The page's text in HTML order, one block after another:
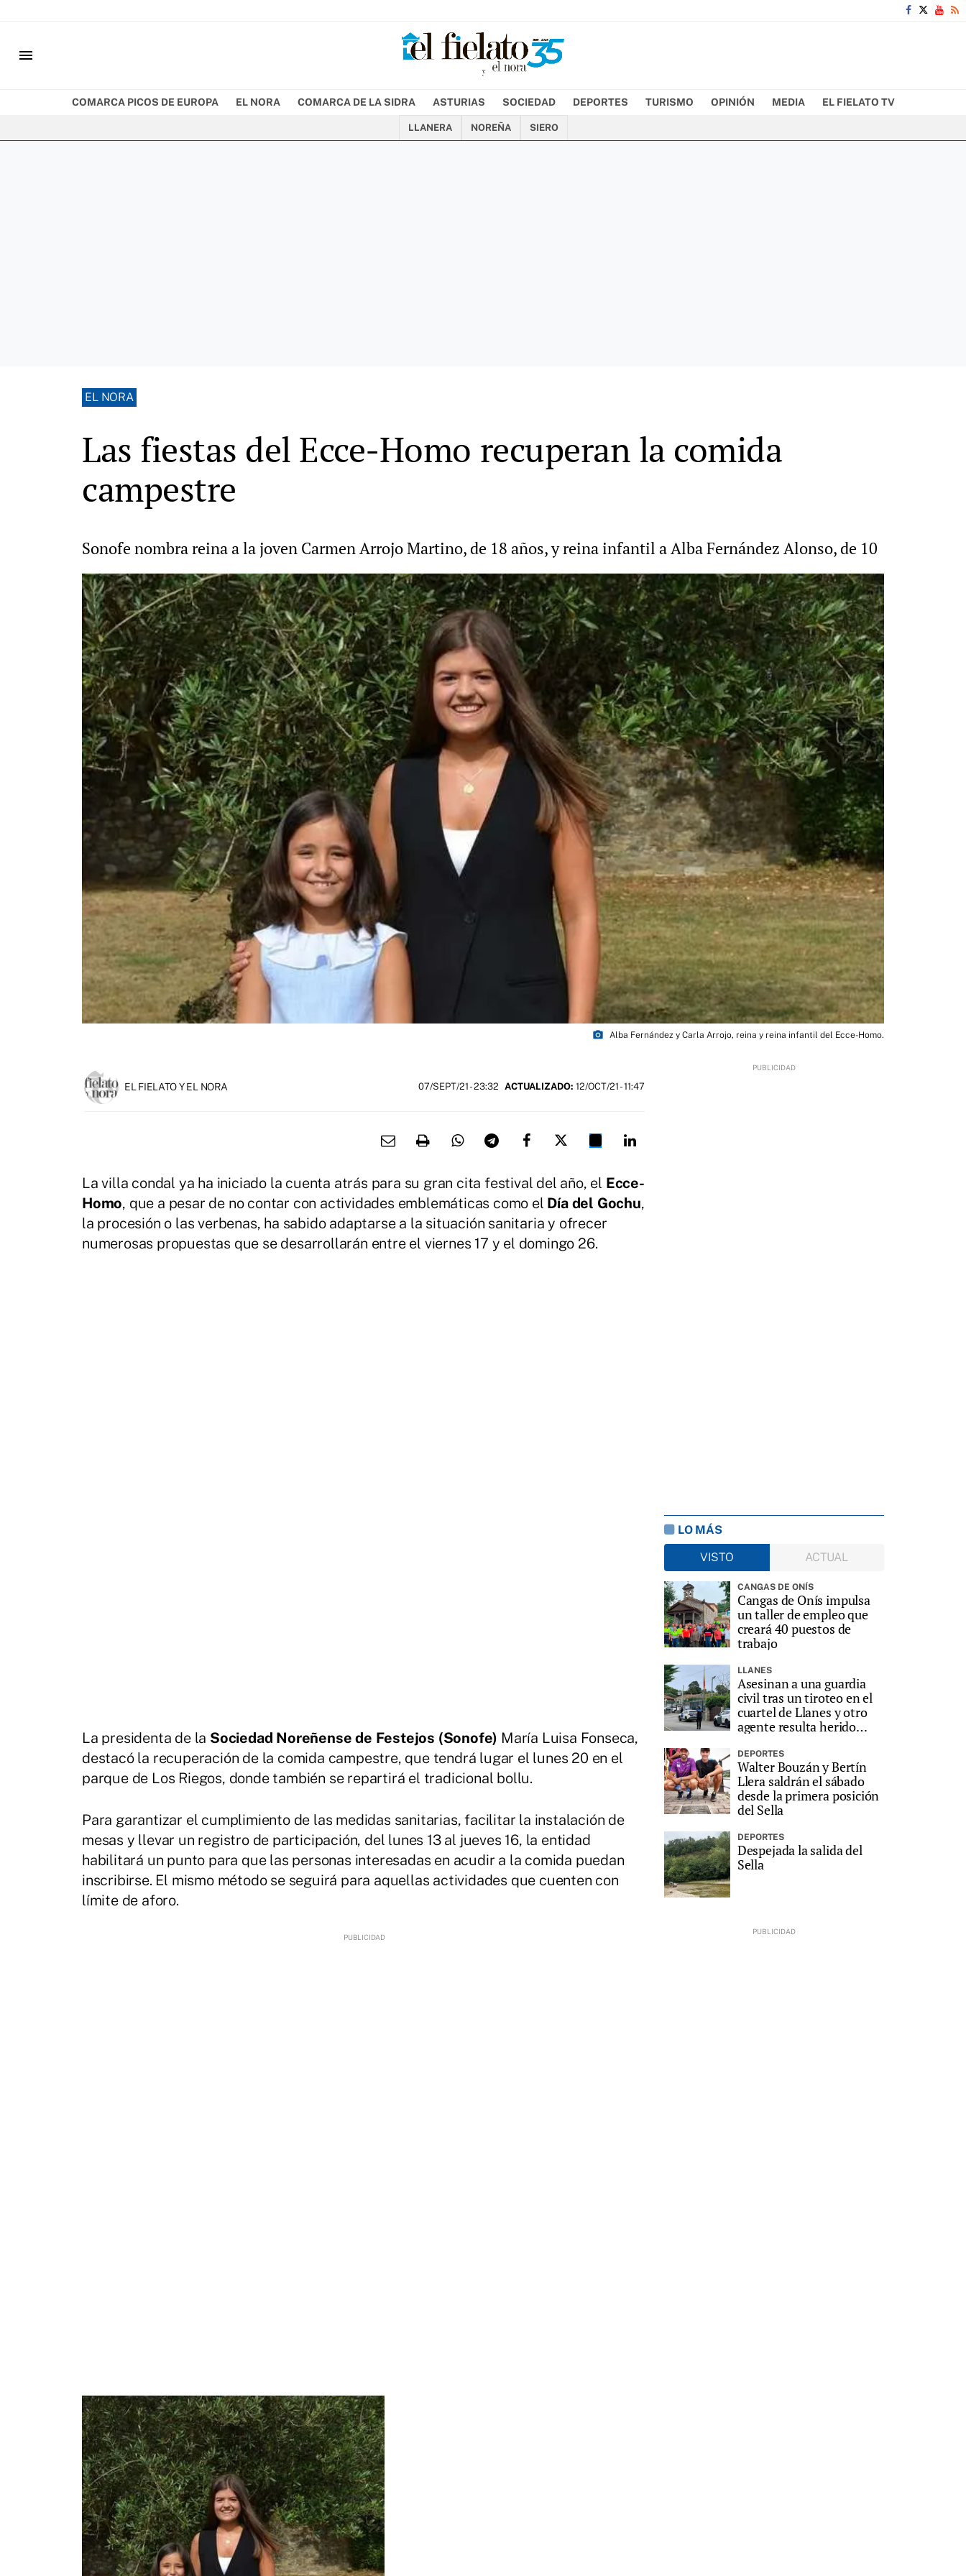
menu
COMARCA PICOS DE EUROPA EL NORA COMARCA DE LA SIDRA ASTURIAS SOCIEDAD DEPORTES TURISMO OPINIÓN MEDIA EL FIELATO TV
LLANERA NOREÑA SIERO
EL NORA
Las fiestas del Ecce-Homo recuperan la comida
campestre
Sonofe nombra reina a la joven Carmen Arrojo Martino, de 18 años, y reina infantil a Alba Fernández Alonso, de 10
photo_camera Alba Fernández y Carla Arrojo, reina y reina infantil del Ecce-Homo.
EL FIELATO Y EL NORA 07/SEPT/21- 23:32 ACTUALIZADO: 12/OCT/21 - 11:47
La villa condal ya ha iniciado la cuenta atrás para su gran cita festival del año, el Ecce-
Homo, que a pesar de no contar con actividades emblemáticas como el Día del Gochu,
la procesión o las verbenas, ha sabido adaptarse a la situación sanitaria y ofrecer
numerosas propuestas que se desarrollarán entre el viernes 17 y el domingo 26.
La presidenta de la Sociedad Noreñense de Festejos (Sonofe) María Luisa Fonseca,
destacó la recuperación de la comida campestre, que tendrá lugar el lunes 20 en el
parque de Los Riegos, donde también se repartirá el tradicional bollu.
Para garantizar el cumplimiento de las medidas sanitarias, facilitar la instalación de
mesas y llevar un registro de participación, del lunes 13 al jueves 16, la entidad
habilitará un punto para que las personas interesadas en acudir a la comida puedan
inscribirse. El mismo método se seguirá para aquellas actividades que cuenten con
límite de aforo.
LO MÁS
VISTO
ACTUAL
CANGAS DE ONÍS
Cangas de Onís impulsa
un taller de empleo que
creará 40 puestos de
trabajo
LLANES
Asesinan a una guardia
civil tras un tiroteo en el
cuartel de Llanes y otro
agente resulta herido
DEPORTES
Walter Bouzán y Bertín
Llera saldrán el sábado
desde la primera posición
del Sella
DEPORTES
Despejada la salida del
Sella